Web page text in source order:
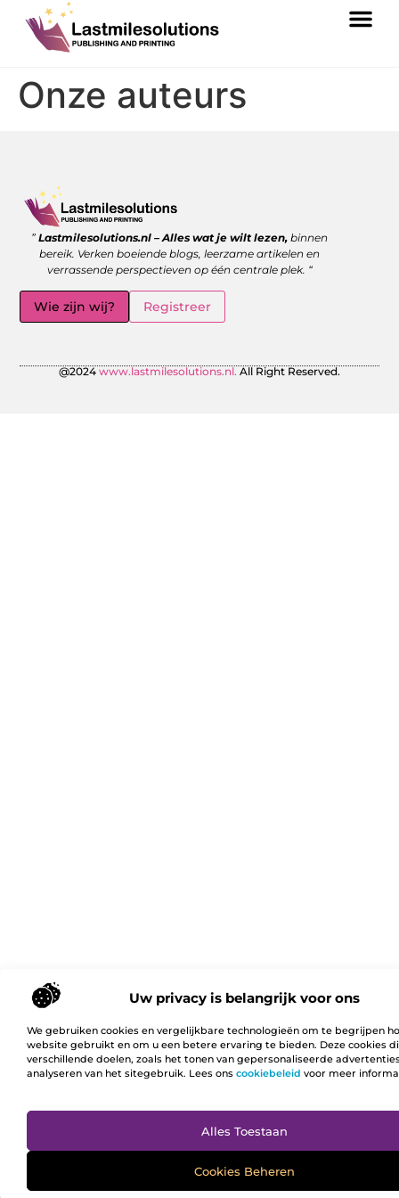
Uw privacy is belangrijk voor ons
We gebruiken cookies en vergelijkbare technologieën om te begrijpen
website gebruikt en om u een betere ervaring te bieden. Deze cookies
verschillende doelen, zoals het tonen van gepersonaliseerde
analyseren van het sitegebruik. Lees ons cookiebeleid voor meer
Alles Toestaan
Cookies Beheren
Onze auteurs
”Lastmilesolutions.nl – Alles wat je wilt lezen, binnen
bereik. Verken boeiende blogs, leerzame artikelen en
verrassende perspectieven op één centrale plek. “
Wie zijn wij? Registreer
@2024 www.lastmilesolutions.nl. All Right Reserved.